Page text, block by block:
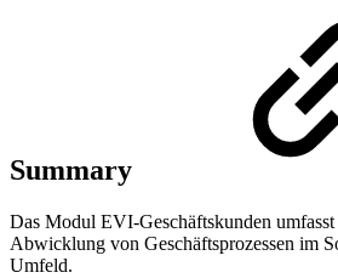
Summary
Das Modul EVI-Geschäftskunden umfasst
Abwicklung von Geschäftsprozessen im
Umfeld.